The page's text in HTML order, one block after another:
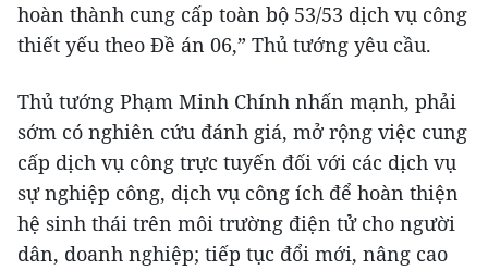
hoàn thành cung cấp toàn bộ 53/53 dịch vụ công
thiết yếu theo Đề án 06,” Thủ tướng yêu cầu.
Thủ tướng Phạm Minh Chính nhấn mạnh, phải
sớm có nghiên cứu đánh giá, mở rộng việc cung
cấp dịch vụ công trực tuyến đối với các dịch vụ
sự nghiệp công, dịch vụ công ích để hoàn thiện
hệ sinh thái trên môi trường điện tử cho người
dân, doanh nghiệp; tiếp tục đổi mới, nâng cao